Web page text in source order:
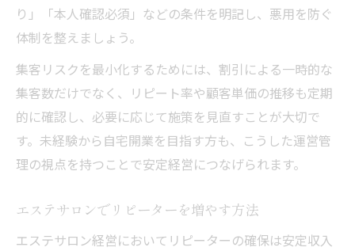
り」「本人確認必須」などの条件を明記し、悪用を防ぐ
体制を整えましょう。
集客リスクを最小化するためには、割引による一時的な
集客数だけでなく、リピート率や顧客単価の推移も定期
的に確認し、必要に応じて施策を見直すことが大切で
す。未経験から自宅開業を目指す方も、こうした運営管
理の視点を持つことで安定経営につなげられます。
エステサロンでリピーターを増やす方法
エステサロン経営においてリピーターの確保は安定収入